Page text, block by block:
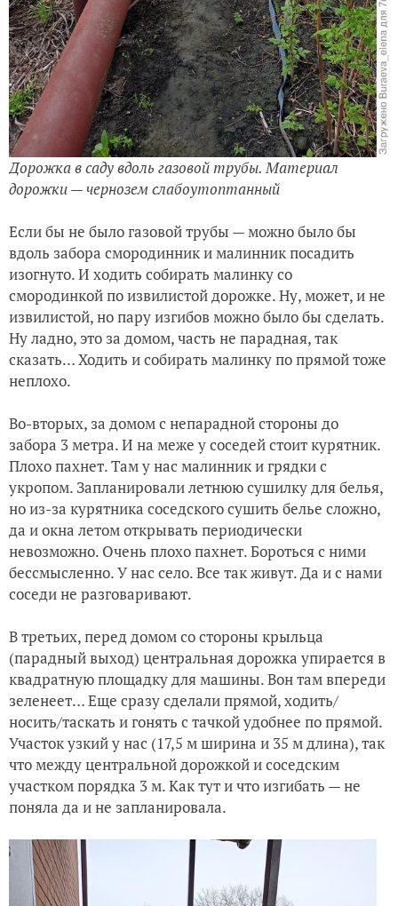
Дорожка в саду вдоль газовой трубы. Материал
дорожки — чернозем слабоутоптанный
Если бы не было газовой трубы — можно было бы
вдоль забора смородинник и малинник посадить
изогнуто. И ходить собирать малинку со
смородинкой по извилистой дорожке. Ну, может, и не
извилистой, но пару изгибов можно было бы сделать.
Ну ладно, это за домом, часть не парадная, так
сказать… Ходить и собирать малинку по прямой тоже
неплохо.
Во-вторых, за домом с непарадной стороны до
забора 3 метра. И на меже у соседей стоит курятник.
Плохо пахнет. Там у нас малинник и грядки с
укропом. Запланировали летнюю сушилку для белья,
но из-за курятника соседского сушить белье сложно,
да и окна летом открывать периодически
невозможно. Очень плохо пахнет. Бороться с ними
бессмысленно. У нас село. Все так живут. Да и с нами
соседи не разговаривают.
В третьих, перед домом со стороны крыльца
(парадный выход) центральная дорожка упирается в
квадратную площадку для машины. Вон там впереди
зеленеет… Еще сразу сделали прямой, ходить/
носить/таскать и гонять с тачкой удобнее по прямой.
Участок узкий у нас (17,5 м ширина и 35 м длина), так
что между центральной дорожкой и соседским
участком порядка 3 м. Как тут и что изгибать — не
поняла да и не запланировала.